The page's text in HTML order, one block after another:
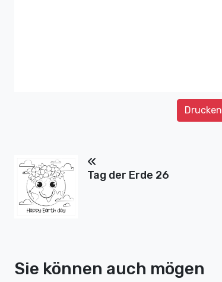
Drucken
Tag der Erde 26
Sie können auch mögen